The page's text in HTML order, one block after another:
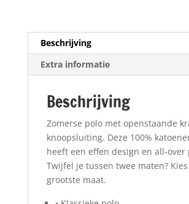
Beschrijving
Extra informatie
Beschrijving
Zomerse polo met openstaande
knoopsluiting. Deze 100%
heeft een effen design en all-over
Twijfel je tussen twee maten?
grootste maat.